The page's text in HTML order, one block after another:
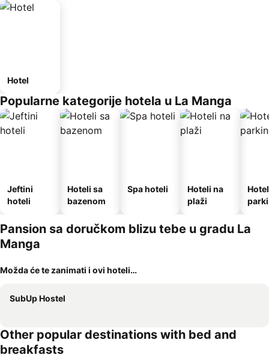
Hotel
Popularne kategorije hotela u La Manga
Jeftini
hoteli
Hoteli sa
bazenom
Spa hoteli
Hoteli na
plaži
Pansion sa doručkom blizu tebe u gradu La
Manga
Možda će te zanimati i ovi hoteli…
SubUp Hostel
Other popular destinations with bed and
breakfasts